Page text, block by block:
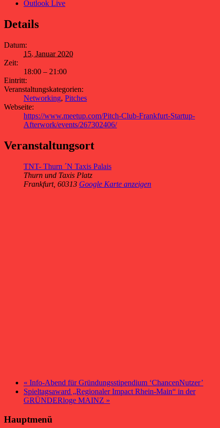
Outlook Live
Details
Datum:
15. Januar 2020
Zeit:
18:00 – 21:00
Eintritt:
Veranstaltungskategorien:
Networking, Pitches
Webseite:
https://www.meetup.com/Pitch-Club-Frankfurt-Startup-
Afterwork/events/267302406/
Veranstaltungsort
TNT- Thurn ´N Taxis Palais
Thurn und Taxis Platz
Frankfurt, 60313 Google Karte anzeigen
« Info-Abend für Gründungsstipendium ‘ChancenNutzer’
Spieltagsaward „Regionaler Impact Rhein-Main“ in der
GRÜNDERloge MAINZ »
Hauptmenü